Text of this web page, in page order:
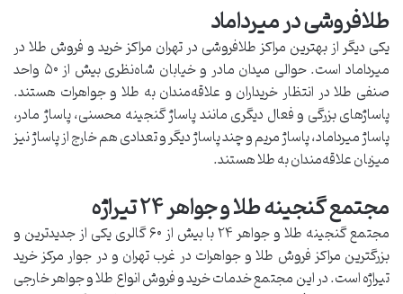
طلافروشی در میرداماد
یکی دیگر از بهترین مراکز طلافروشی در تهران مراکز خرید و فروش طلا در
میرداماد است. حوالی میدان مادر و خیابان شاه‌نظری بیش از ۵۰ واحد
صنفی طلا در انتظار خریداران و علاقه‌مندان به طلا و جواهرات هستند.
پاساژهای بزرگی و فعال دیگری مانند پاساژ گنجینه محسنی‌، پاساژ مادر‌،
پاساژ میرداماد‌، پاساژ مریم و چند پاساژ دیگر و تعدادی هم خارج از پاساژ نیز
میزبان علاقه‌مندان به طلا هستند.
مجتمع گنجینه طلا و جواهر ۲۴ تیراژه
مجتمع گنجینه طلا و جواهر ۲۴ با بیش از ۶۰ گالری یکی از جدیدترین و
بزرگترین مراکز فروش طلا و جواهرات در غرب تهران و در جوار مرکز خرید
تیراژه است. در این مجتمع خدمات خرید و فروش انواع طلا و جواهر خارجی